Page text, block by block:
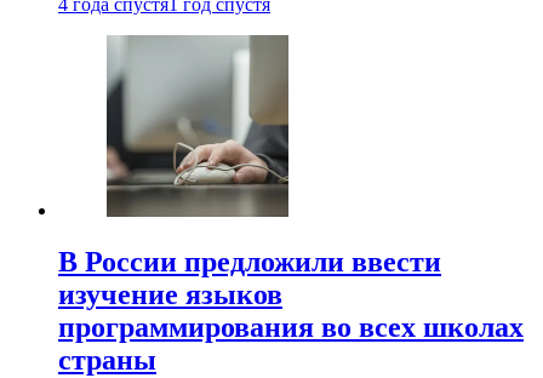
4 года спустя 1 год спустя
В России предложили ввести
изучение языков
программирования во всех школах
страны